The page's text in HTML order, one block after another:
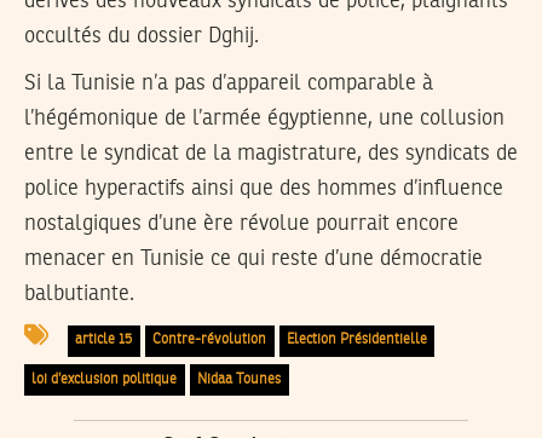
occultés du dossier Dghij.
Si la Tunisie n’a pas d’appareil comparable à
l’hégémonique de l’armée égyptienne, une collusion
entre le syndicat de la magistrature, des syndicats de
police hyperactifs ainsi que des hommes d’influence
nostalgiques d’une ère révolue pourrait encore
menacer en Tunisie ce qui reste d’une démocratie
balbutiante.
article 15 Contre-révolution Election Présidentielle
loi d’exclusion politique Nidaa Tounes